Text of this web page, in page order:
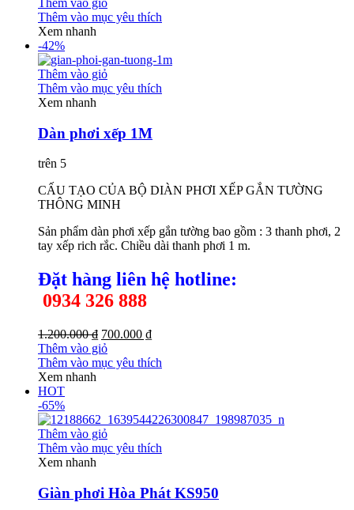
Thêm vào giỏ
Thêm vào mục yêu thích
Xem nhanh
-42%
Thêm vào giỏ
Thêm vào mục yêu thích
Xem nhanh
Dàn phơi xếp 1M
trên 5
CẤU TẠO CỦA BỘ DIÀN PHƠI XẾP GẮN TƯỜNG
THÔNG MINH
Sản phẩm dàn phơi xếp gắn tường bao gồm : 3 thanh phơi, 2
tay xếp rich rắc. Chiều dài thanh phơi 1 m.
Đặt hàng liên hệ hotline:
0934 326 888
1.200.000 ₫ 700.000 ₫
Thêm vào giỏ
Thêm vào mục yêu thích
Xem nhanh
HOT
-65%
Thêm vào giỏ
Thêm vào mục yêu thích
Xem nhanh
Giàn phơi Hòa Phát KS950